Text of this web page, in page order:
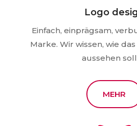
Logo
Einfach, einprägsam,
Marke. Wir wissen, wie
aussehen
MEHR